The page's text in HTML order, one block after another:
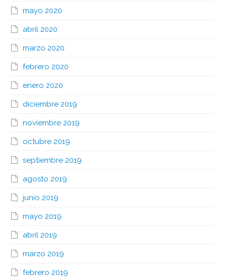
mayo 2020
abril 2020
marzo 2020
febrero 2020
enero 2020
diciembre 2019
noviembre 2019
octubre 2019
septiembre 2019
agosto 2019
junio 2019
mayo 2019
abril 2019
marzo 2019
febrero 2019